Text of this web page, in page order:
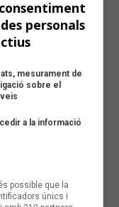
personals
mesurament de
sobre el
a la informació
possible que la
únics i